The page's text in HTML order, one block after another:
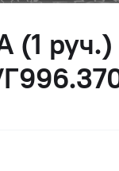
(1